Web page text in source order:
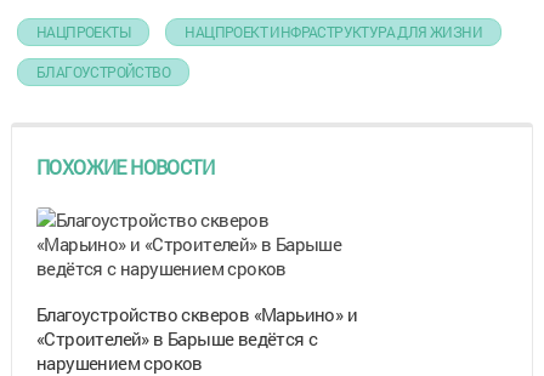
НАЦПРОЕКТЫ НАЦПРОЕКТ ИНФРАСТРУКТУРА ДЛЯ ЖИЗНИ
БЛАГОУСТРОЙСТВО
ПОХОЖИЕ НОВОСТИ
Благоустройство скверов «Марьино» и
«Строителей» в Барыше ведётся с
нарушением сроков